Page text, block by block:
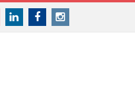
LinkedinFacebookInstagram